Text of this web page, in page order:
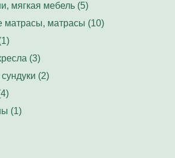
мягкая мебель (5)
матрасы, матрасы (10)
(3)
(2)
(1)